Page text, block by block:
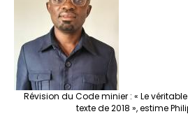
Révision du Code minier : « Le
texte de 2018 », estime